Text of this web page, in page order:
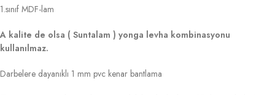
1.sınıf MDF-lam
A kalite de olsa ( Suntalam ) yonga levha kombinasyonu
kullanılmaz.
Darbelere dayanıklı 1 mm pvc kenar bantlama